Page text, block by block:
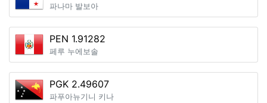
파나마 발보아
PEN 1.91282
페루 누에보솔
PGK 2.49607
파푸아뉴기니 키나